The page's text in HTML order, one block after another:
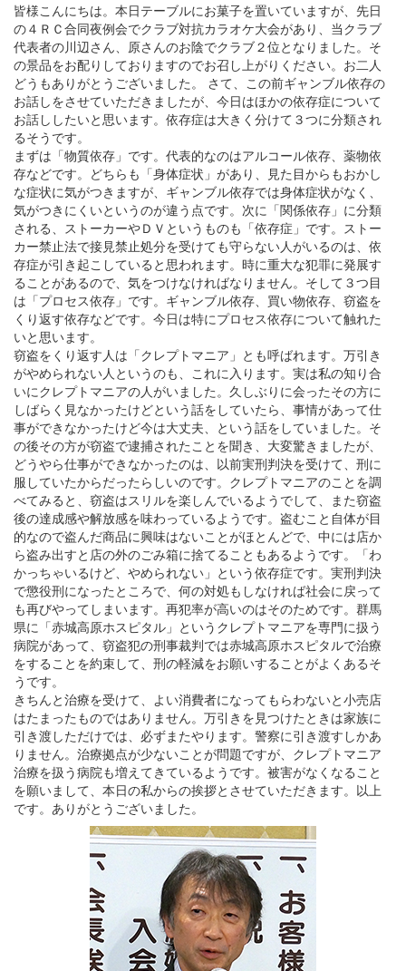
皆様こんにちは。本日テーブルにお菓子を置いていますが、先日
の４ＲＣ合同夜例会でクラブ対抗カラオケ大会があり、当クラブ
代表者の川辺さん、原さんのお陰でクラブ２位となりました。そ
の景品をお配りしておりますのでお召し上がりください。お二人
どうもありがとうございました。 さて、この前ギャンブル依存の
お話しをさせていただきましたが、今日はほかの依存症について
お話ししたいと思います。依存症は大きく分けて３つに分類され
るそうです。
まずは「物質依存」です。代表的なのはアルコール依存、薬物依
存などです。どちらも「身体症状」があり、見た目からもおかし
な症状に気がつきますが、ギャンブル依存では身体症状がなく、
気がつきにくいというのが違う点です。次に「関係依存」に分類
される、ストーカーやＤＶというものも「依存症」です。ストー
カー禁止法で接見禁止処分を受けても守らない人がいるのは、依
存症が引き起こしていると思われます。時に重大な犯罪に発展す
ることがあるので、気をつけなければなりません。そして３つ目
は「プロセス依存」です。ギャンブル依存、買い物依存、窃盗を
くり返す依存などです。今日は特にプロセス依存について触れた
いと思います。
窃盗をくり返す人は「クレプトマニア」とも呼ばれます。万引き
がやめられない人というのも、これに入ります。実は私の知り合
いにクレプトマニアの人がいました。久しぶりに会ったその方に
しばらく見なかったけどという話をしていたら、事情があって仕
事ができなかったけど今は大丈夫、という話をしていました。そ
の後その方が窃盗で逮捕されたことを聞き、大変驚きましたが、
どうやら仕事ができなかったのは、以前実刑判決を受けて、刑に
服していたからだったらしいのです。クレプトマニアのことを調
べてみると、窃盗はスリルを楽しんでいるようでして、また窃盗
後の達成感や解放感を味わっているようです。盗むこと自体が目
的なので盗んだ商品に興味はないことがほとんどで、中には店か
ら盗み出すと店の外のごみ箱に捨てることもあるようです。「わ
かっちゃいるけど、やめられない」という依存症です。実刑判決
で懲役刑になったところで、何の対処もしなければ社会に戻って
も再びやってしまいます。再犯率が高いのはそのためです。群馬
県に「赤城高原ホスピタル」というクレプトマニアを専門に扱う
病院があって、窃盗犯の刑事裁判では赤城高原ホスピタルで治療
をすることを約束して、刑の軽減をお願いすることがよくあるそ
うです。
きちんと治療を受けて、よい消費者になってもらわないと小売店
はたまったものではありません。万引きを見つけたときは家族に
引き渡しただけでは、必ずまたやります。警察に引き渡すしかあ
りません。治療拠点が少ないことが問題ですが、クレプトマニア
治療を扱う病院も増えてきているようです。被害がなくなること
を願いまして、本日の私からの挨拶とさせていただきます。以上
です。ありがとうございました。